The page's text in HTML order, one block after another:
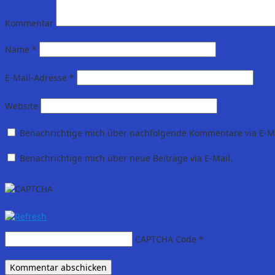
Kommentar
Name *
E-Mail-Adresse *
Website
Benachrichtige mich über nachfolgende Kommentare via E-
Benachrichtige mich über neue Beiträge via E-Mail.
CAPTCHA Code *